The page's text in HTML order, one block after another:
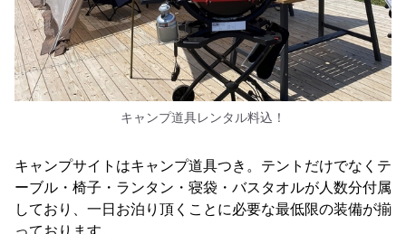
キャンプ道具レンタル料込！
キャンプサイトはキャンプ道具つき。テントだけでなくテ
ーブル・椅子・ランタン・寝袋・バスタオルが人数分付属
しており、一日お泊り頂くことに必要な最低限の装備が揃
っております。